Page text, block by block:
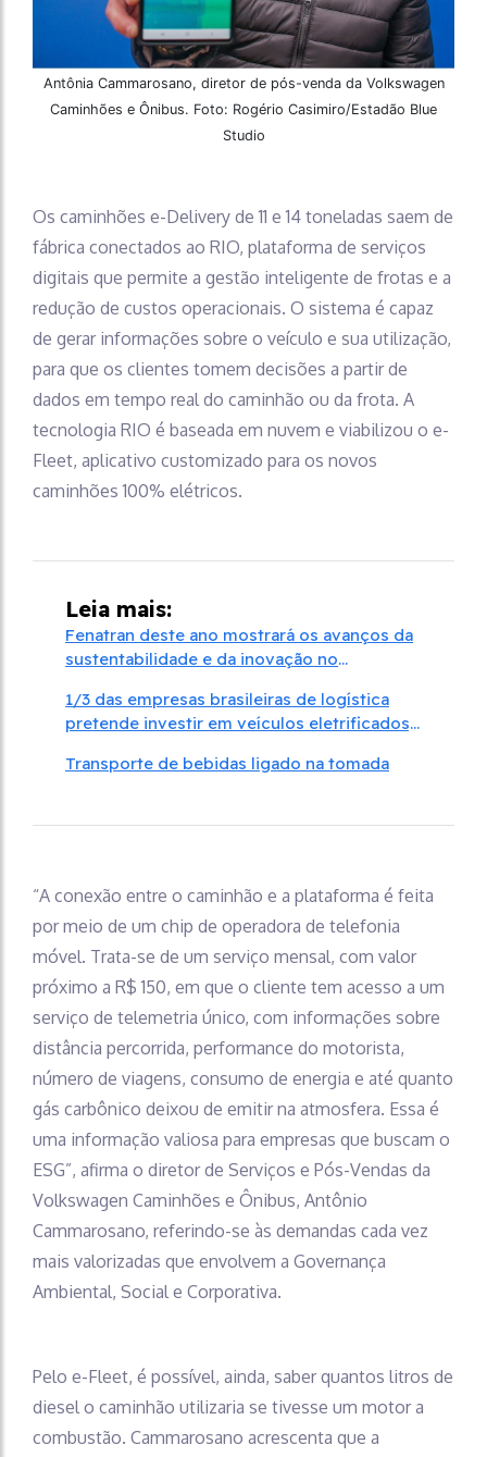
Antônia Cammarosano, diretor de pós-venda da Volkswagen
Caminhões e Ônibus. Foto: Rogério Casimiro/Estadão Blue
Studio
Os caminhões e-Delivery de 11 e 14 toneladas saem de
fábrica conectados ao RIO, plataforma de serviços
digitais que permite a gestão inteligente de frotas e a
redução de custos operacionais. O sistema é capaz
de gerar informações sobre o veículo e sua utilização,
para que os clientes tomem decisões a partir de
dados em tempo real do caminhão ou da frota. A
tecnologia RIO é baseada em nuvem e viabilizou o e-
Fleet, aplicativo customizado para os novos
caminhões 100% elétricos.
Leia mais:
Fenatran deste ano mostrará os avanços da
sustentabilidade e da inovação no
1/3 das empresas brasileiras de logística
pretende investir em veículos eletrificados,
Transporte de bebidas ligado na tomada
“A conexão entre o caminhão e a plataforma é feita
por meio de um chip de operadora de telefonia
móvel. Trata-se de um serviço mensal, com valor
próximo a R$ 150, em que o cliente tem acesso a um
serviço de telemetria único, com informações sobre
distância percorrida, performance do motorista,
número de viagens, consumo de energia e até quanto
gás carbônico deixou de emitir na atmosfera. Essa é
uma informação valiosa para empresas que buscam o
ESG”, afirma o diretor de Serviços e Pós-Vendas da
Volkswagen Caminhões e Ônibus, Antônio
Cammarosano, referindo-se às demandas cada vez
mais valorizadas que envolvem a Governança
Ambiental, Social e Corporativa.
Pelo e-Fleet, é possível, ainda, saber quantos litros de
diesel o caminhão utilizaria se tivesse um motor a
combustão. Cammarosano acrescenta que a